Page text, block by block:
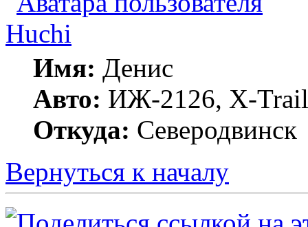
Huchi
Имя: Денис
Авто: ИЖ-2126, X-
Откуда: Северодвинск
Вернуться к началу